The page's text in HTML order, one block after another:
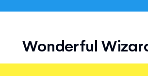
Wonderful